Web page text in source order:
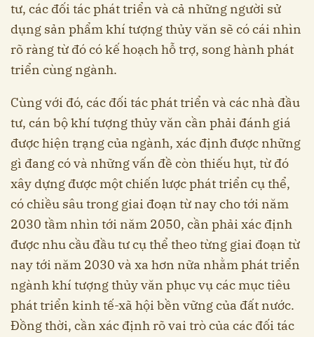
tư, các đối tác phát triển và cả những người sử
dụng sản phẩm khí tượng thủy văn sẽ có cái nhìn
rõ ràng từ đó có kế hoạch hỗ trợ, song hành phát
triển cùng ngành.
Cùng với đó, các đối tác phát triển và các nhà đầu
tư, cán bộ khí tượng thủy văn cần phải đánh giá
được hiện trạng của ngành, xác định được những
gì đang có và những vấn đề còn thiếu hụt, từ đó
xây dựng được một chiến lược phát triển cụ thể,
có chiều sâu trong giai đoạn từ nay cho tới năm
2030 tầm nhìn tới năm 2050, cần phải xác định
được nhu cầu đầu tư cụ thể theo từng giai đoạn từ
nay tới năm 2030 và xa hơn nữa nhằm phát triển
ngành khí tượng thủy văn phục vụ các mục tiêu
phát triển kinh tế-xã hội bền vững của đất nước.
Đồng thời, cần xác định rõ vai trò của các đối tác